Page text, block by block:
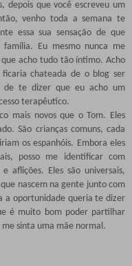
depois que você escreveu um
venho toda a semana te
essa sua sensação de que
Eu mesmo nunca me
acho tudo tão íntimo. Acho
chateada de o blog ser
de te dizer que eu acho um
terapêutico.
mais novos que o Tom. Eles
São crianças comuns, cada
os espanhóis. Embora eles
posso me identificar com
aflições. Eles são universais,
nascem na gente junto com
a oportunidade queria te dizer
é muito bom poder partilhar
me sinta uma mãe normal.